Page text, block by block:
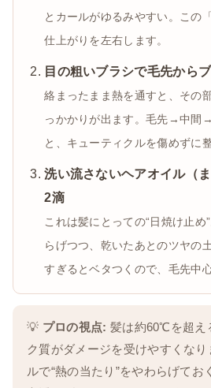
とカールがゆるみやすい。この
仕上がりを左右します。
目の粗いブラシで毛先から
絡まったまま熱を通すと、その
っかかりが出ます。毛先→中間
と、キューティクルを傷めずに
洗い流さないヘアオイル（
2滴
これは髪にとっての“日焼け止め
らげつつ、乾いたあとのツヤの
すぎるとベタつくので、毛先中
💡 プロの視点: 髪は約60℃を超え
ク質がダメージを受けやすくな
ルで“熱の当たり”をやわらげてお